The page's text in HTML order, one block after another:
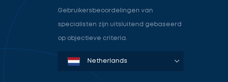
Gebruikersbeoordelingen van
specialisten zijn uitsluitend gebaseerd
op objectieve criteria.
Denmark
Sweden
Norway
Netherlands
Germany
USA